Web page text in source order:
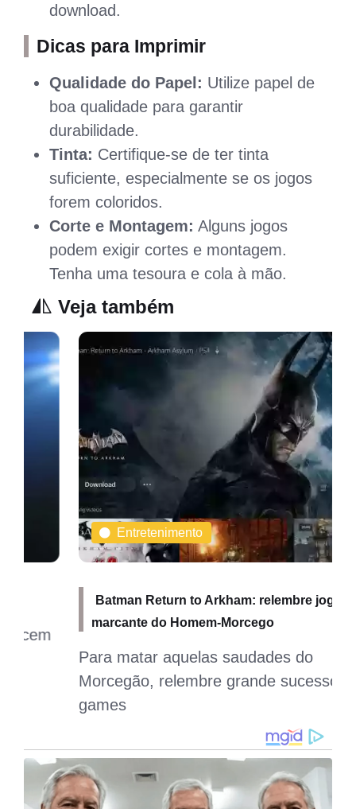
download.
Dicas para Imprimir
Qualidade do Papel: Utilize papel de
boa qualidade para garantir
durabilidade.
Tinta: Certifique-se de ter tinta
suficiente, especialmente se os jogos
forem coloridos.
Corte e Montagem: Alguns jogos
podem exigir cortes e montagem.
Tenha uma tesoura e cola à mão.
Veja também
Entretenimento
Batman Return to Arkham: relembre jogo
marcante do Homem-Morcego
Para matar aquelas saudades do
Morcegão, relembre grande sucesso dos